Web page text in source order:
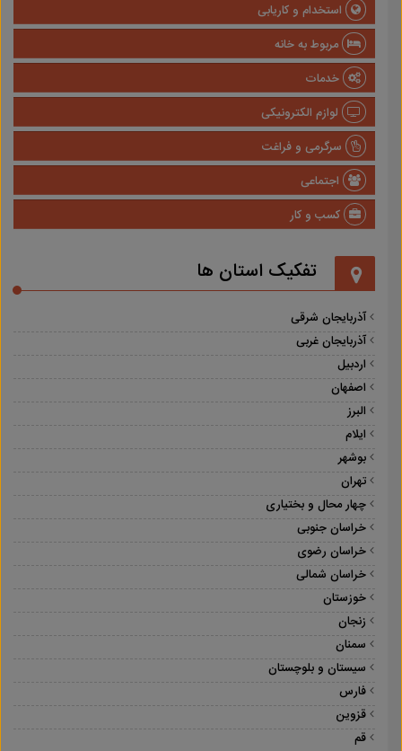
استخدام و کاریابی
مربوط به خانه
خدمات
لوازم الکترونیکی
سرگرمی و فراغت
اجتماعی
کسب و کار
تفکیک استان ها
آذربایجان شرقی
آذربایجان غربی
اردبیل
اصفهان
البرز
ایلام
بوشهر
تهران
چهار محال و بختیاری
خراسان جنوبی
خراسان رضوی
خراسان شمالی
خوزستان
زنجان
سمنان
سیستان و بلوچستان
فارس
قزوین
قم